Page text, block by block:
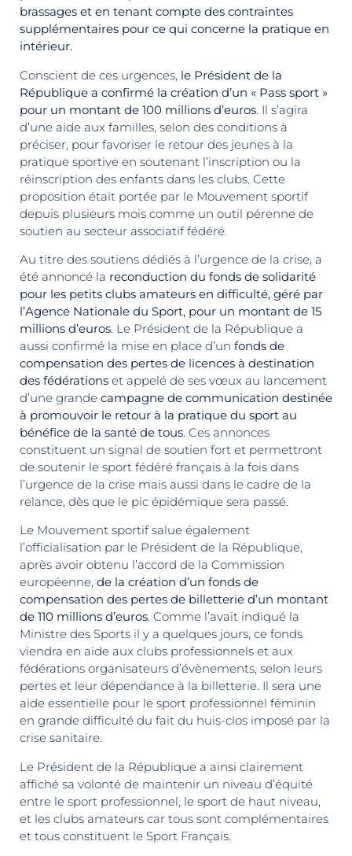
brassages et en tenant compte des contraintes
supplémentaires pour ce qui concerne la pratique en
intérieur.
Conscient de ces urgences, le Président de la
République a confirmé la création d’un « Pass sport »
pour un montant de 100 millions d’euros. Il s’agira
d’une aide aux familles, selon des conditions à
préciser, pour favoriser le retour des jeunes à la
pratique sportive en soutenant l’inscription ou la
réinscription des enfants dans les clubs. Cette
proposition était portée par le Mouvement sportif
depuis plusieurs mois comme un outil pérenne de
soutien au secteur associatif fédéré.
Au titre des soutiens dédiés à l’urgence de la crise, a
été annoncé la reconduction du fonds de solidarité
pour les petits clubs amateurs en difficulté, géré par
l’Agence Nationale du Sport, pour un montant de 15
millions d’euros. Le Président de la République a
aussi confirmé la mise en place d’un fonds de
compensation des pertes de licences à destination
des fédérations et appelé de ses vœux au lancement
d’une grande campagne de communication destinée
à promouvoir le retour à la pratique du sport au
bénéfice de la santé de tous. Ces annonces
constituent un signal de soutien fort et permettront
de soutenir le sport fédéré français à la fois dans
l’urgence de la crise mais aussi dans le cadre de la
relance, dès que le pic épidémique sera passé.
Le Mouvement sportif salue également
l’officialisation par le Président de la République,
après avoir obtenu l’accord de la Commission
européenne, de la création d’un fonds de
compensation des pertes de billetterie d’un montant
de 110 millions d’euros. Comme l’avait indiqué la
Ministre des Sports il y a quelques jours, ce fonds
viendra en aide aux clubs professionnels et aux
fédérations organisateurs d’évènements, selon leurs
pertes et leur dépendance à la billetterie. Il sera une
aide essentielle pour le sport professionnel féminin
en grande difficulté du fait du huis-clos imposé par la
crise sanitaire.
Le Président de la République a ainsi clairement
affiché sa volonté de maintenir un niveau d’équité
entre le sport professionnel, le sport de haut niveau,
et les clubs amateurs car tous sont complémentaires
et tous constituent le Sport Français.